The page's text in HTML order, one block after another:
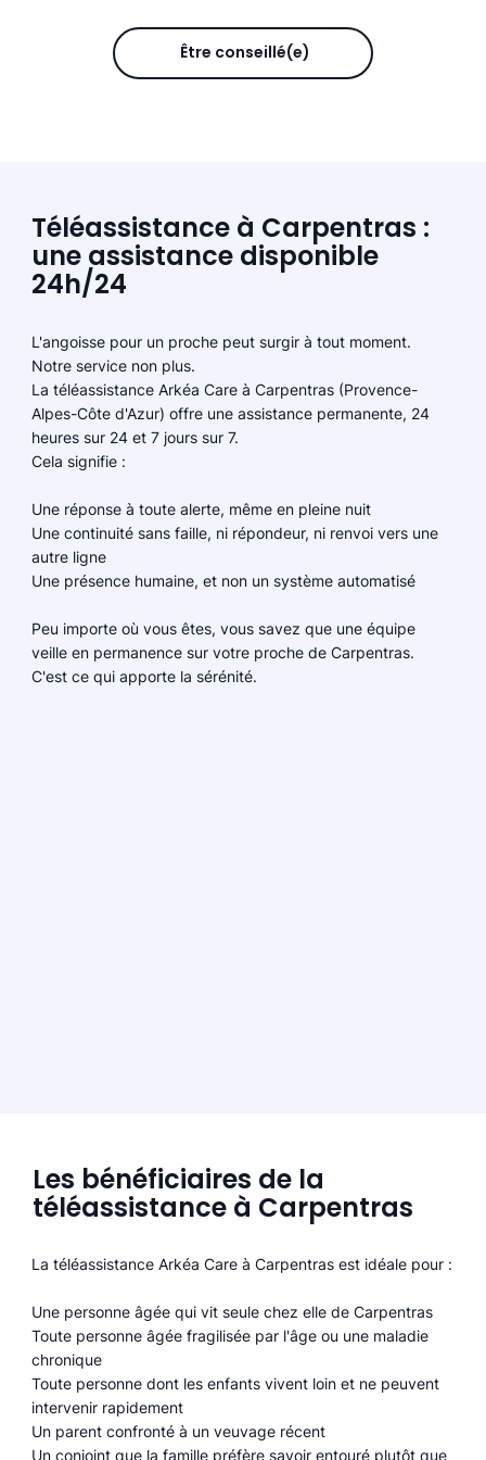
Être conseillé(e)
Téléassistance à Carpentras :
une assistance disponible
24h/24
L'angoisse pour un proche peut surgir à tout moment.
Notre service non plus.
La téléassistance Arkéa Care à Carpentras (Provence-
Alpes-Côte d'Azur) offre une assistance permanente, 24
heures sur 24 et 7 jours sur 7.
Cela signifie :
Une réponse à toute alerte, même en pleine nuit
Une continuité sans faille, ni répondeur, ni renvoi vers une
autre ligne
Une présence humaine, et non un système automatisé
Peu importe où vous êtes, vous savez que une équipe
veille en permanence sur votre proche de Carpentras.
C'est ce qui apporte la sérénité.
Les bénéficiaires de la
téléassistance à Carpentras
La téléassistance Arkéa Care à Carpentras est idéale pour :
Une personne âgée qui vit seule chez elle de Carpentras
Toute personne âgée fragilisée par l'âge ou une maladie
chronique
Toute personne dont les enfants vivent loin et ne peuvent
intervenir rapidement
Un parent confronté à un veuvage récent
Un conjoint que la famille préfère savoir entouré plutôt que